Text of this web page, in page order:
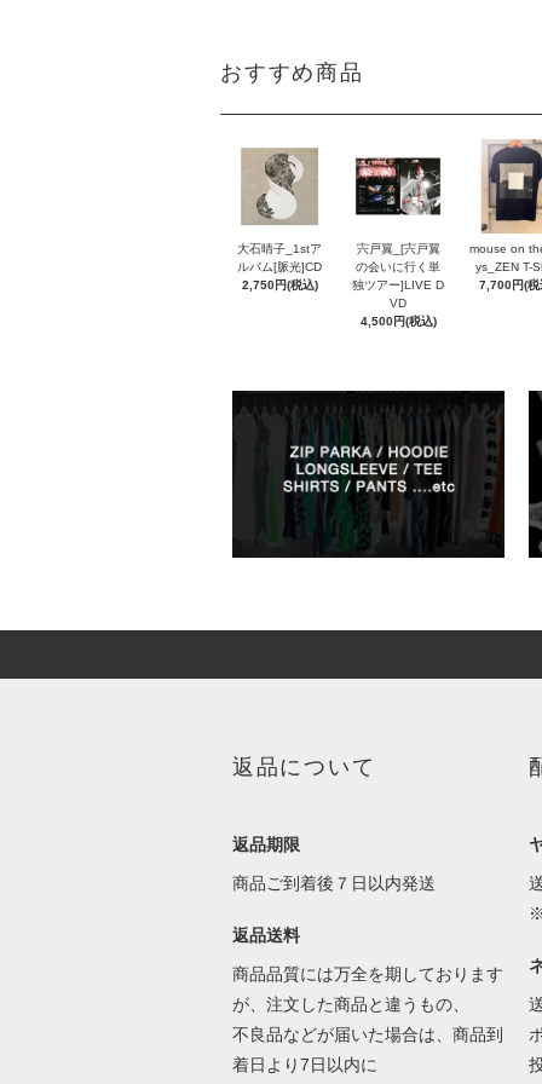
おすすめ商品
大石晴子_1stア
ルバム[脈光]CD
2,750円(税込)
宍戸翼_[宍戸翼
の会いに行く単
独ツアー]LIVE D
VD
4,500円(税込)
mouse on
ys_ZEN T-
7,700円(税
返品について
返品期限
商品ご到着後７日以内発送
返品送料
商品品質には万全を期しております
が、注文した商品と違うもの、
不良品などが届いた場合は、商品到
着日より7日以内に